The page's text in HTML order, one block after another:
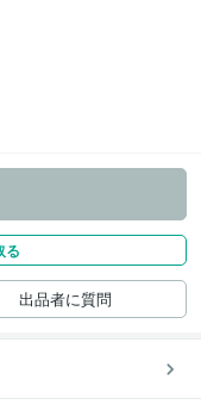
る
出品者に質問